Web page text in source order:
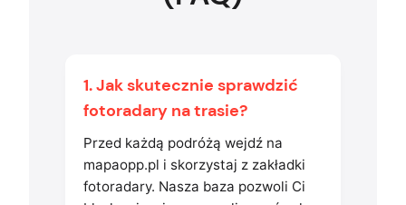
1. Jak skutecznie sprawdzić
fotoradary na trasie?
Przed każdą podróżą wejdź na
mapaopp.pl i skorzystaj z zakładki
fotoradary. Nasza baza pozwoli Ci